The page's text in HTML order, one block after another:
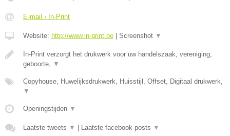
E-mail › In-Print
Website: http://www.in-print.be | Screenshot ▼
In-Print verzorgt het drukwerk voor uw handelszaak, vereniging,
geboorte,
▼
Copyhouse, Huwelijksdrukwerk, Huisstijl, Offset, Digitaal drukwerk,
▼
Openingstijden ▼
Laatste tweets ▼ | Laatste facebook posts ▼